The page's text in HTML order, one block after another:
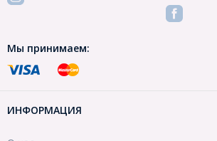
Мы принимаем:
ИНФОРМАЦИЯ